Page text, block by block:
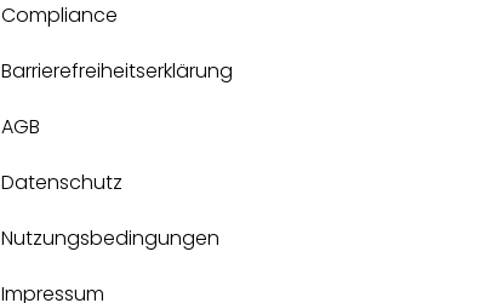
Compliance
Barrierefreiheitserklärung
AGB
Datenschutz
Nutzungsbedingungen
Impressum